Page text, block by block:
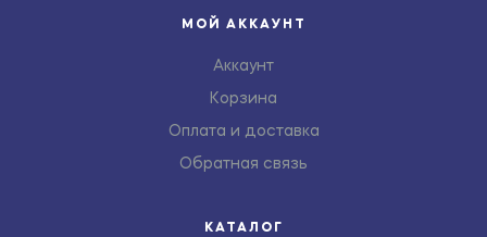
МОЙ АККАУНТ
Аккаунт
Корзина
Оплата и доставка
Обратная связь
КАТАЛОГ